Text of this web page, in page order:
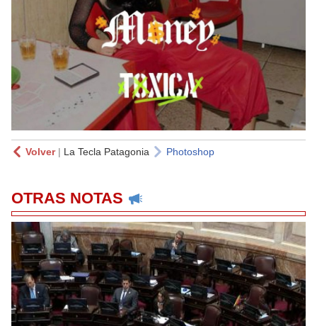
Volver| La Tecla Patagonia Photoshop
OTRAS NOTAS